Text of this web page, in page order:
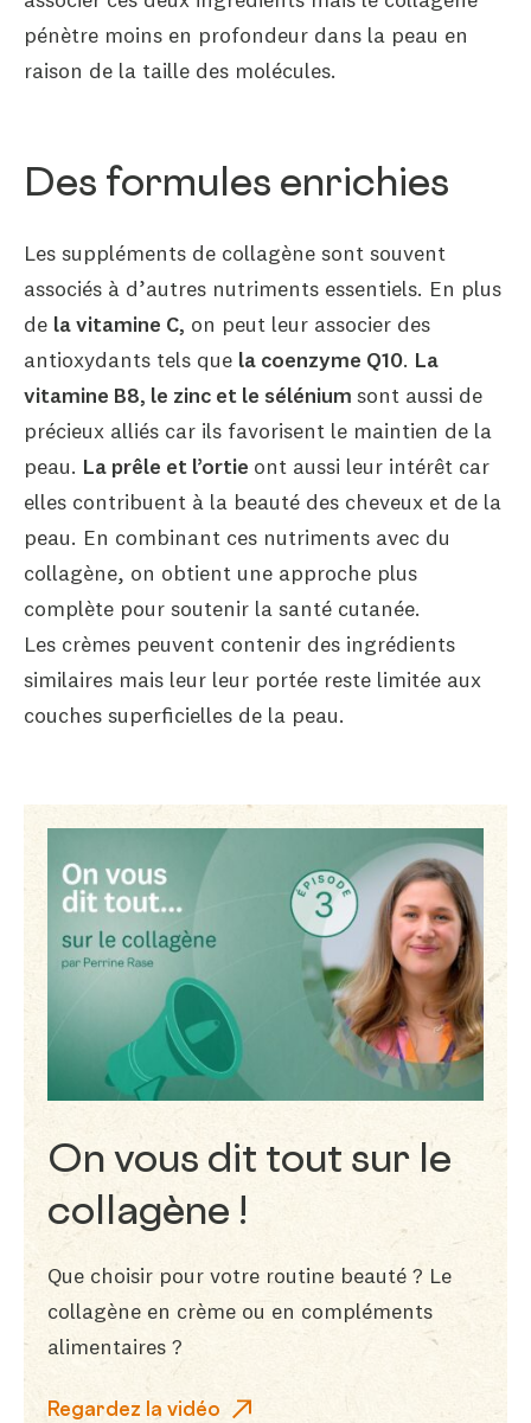
pénètre moins en profondeur dans la peau en
raison de la taille des molécules.
Des formules enrichies
Les suppléments de collagène sont souvent
associés à d’autres nutriments essentiels. En plus
de la vitamine C, on peut leur associer des
antioxydants tels que la coenzyme Q10. La
vitamine B8, le zinc et le sélénium sont aussi de
précieux alliés car ils favorisent le maintien de la
peau. La prêle et l’ortie ont aussi leur intérêt car
elles contribuent à la beauté des cheveux et de la
peau. En combinant ces nutriments avec du
collagène, on obtient une approche plus
complète pour soutenir la santé cutanée.
Les crèmes peuvent contenir des ingrédients
similaires mais leur leur portée reste limitée aux
couches superficielles de la peau.
On vous dit tout sur le
collagène !
Que choisir pour votre routine beauté ? Le
collagène en crème ou en compléments
alimentaires ?
Regardez la vidéo